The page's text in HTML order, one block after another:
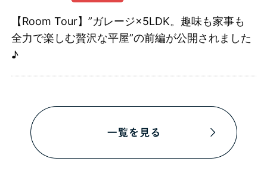
【Room Tour】”ガレージ×5LDK。趣味も家事も
全力で楽しむ贅沢な平屋”の前編が公開されました
♪